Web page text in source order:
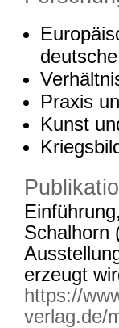
Praxis
Kunst
Schalhorn
erzeugt
https://
verlag.de/